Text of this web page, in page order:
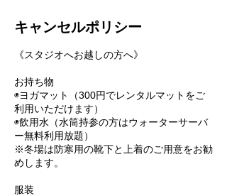
キャンセルポリシー
《スタジオへお越しの方へ》
お持ち物
◉ヨガマット（300円でレンタルマットをご
利用いただけます）
◉飲用水（水筒持参の方はウォーターサーバ
ー無料利用放題）
※冬場は防寒用の靴下と上着のご用意をお勧
めします。
服装